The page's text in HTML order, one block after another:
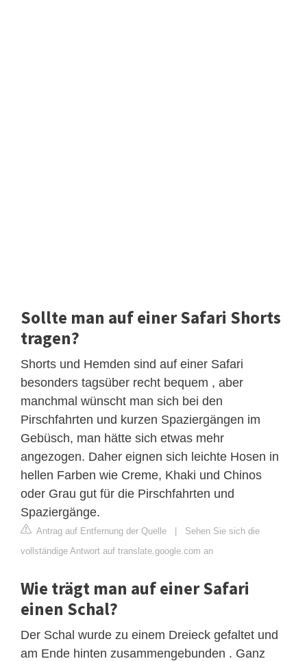
Sollte man auf einer Safari Shorts
tragen?
Shorts und Hemden sind auf einer Safari
besonders tagsüber recht bequem , aber
manchmal wünscht man sich bei den
Pirschfahrten und kurzen Spaziergängen im
Gebüsch, man hätte sich etwas mehr
angezogen. Daher eignen sich leichte Hosen in
hellen Farben wie Creme, Khaki und Chinos
oder Grau gut für die Pirschfahrten und
Spaziergänge.
Antrag auf Entfernung der Quelle | Sehen Sie sich die
vollständige Antwort auf translate.google.com an
Wie trägt man auf einer Safari
einen Schal?
Der Schal wurde zu einem Dreieck gefaltet und
am Ende hinten zusammengebunden . Ganz